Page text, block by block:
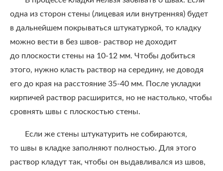
одна из сторон стены (лицевая или внутренняя) будет
в дальнейшем покрываться штукатуркой, то кладку
можно вести в без швов- раствор не доходит
до плоскости стены на 10-12 мм. Чтобы добиться
этого, нужно класть раствор на середину, не доводя
его до края на расстояние 35-40 мм. После укладки
кирпичей раствор расширится, но не настолько, чтобы
сровнять швы с плоскостью стены.
Если же стены штукатурить не собираются,
то швы в кладке заполняют полностью. Для этого
раствор кладут так, чтобы он выдавливался из швов,